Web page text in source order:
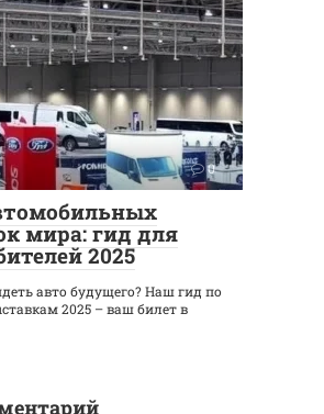
0
мира: гид для
2025
авто будущего? Наш гид по
2025 – ваш билет в